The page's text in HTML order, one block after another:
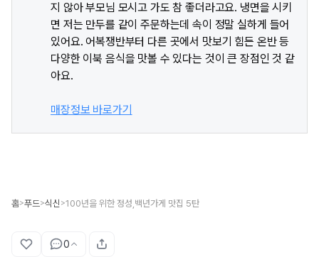
지 않아 부모님 모시고 가도 참 좋더라고요. 냉면을 시키
면 저는 만두를 같이 주문하는데 속이 정말 실하게 들어
있어요. 어복쟁반부터 다른 곳에서 맛보기 힘든 온반 등
다양한 이북 음식을 맛볼 수 있다는 것이 큰 장점인 것 같
아요.
매장정보 바로가기
홈>푸드>식신 >100년을 위한 정성,백년가게 맛집 5탄
0